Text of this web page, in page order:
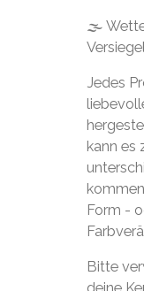
🌫
Jedes
kann es
Form -
Bitte